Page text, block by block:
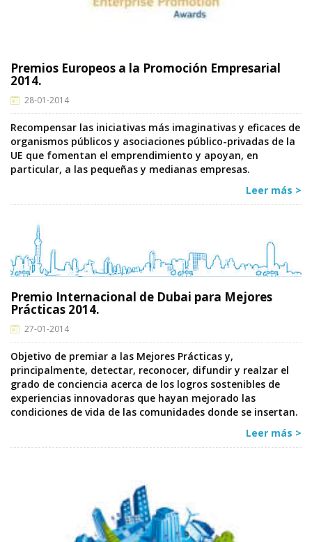
Premios Europeos a la Promoción Empresarial
2014.
28-01-2014
Recompensar las iniciativas más imaginativas y eficaces de
organismos públicos y asociaciones público-privadas de la
UE que fomentan el emprendimiento y apoyan, en
particular, a las pequeñas y medianas empresas.
Leer más >
Premio Internacional de Dubai para Mejores
Prácticas 2014.
27-01-2014
Objetivo de premiar a las Mejores Prácticas y,
principalmente, detectar, reconocer, difundir y realzar el
grado de conciencia acerca de los logros sostenibles de
experiencias innovadoras que hayan mejorado las
condiciones de vida de las comunidades donde se insertan.
Leer más >